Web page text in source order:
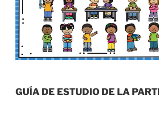
GUÍA DE ESTUDIO DE LA